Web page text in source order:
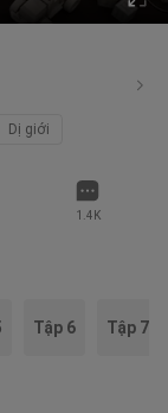
Dị giới
1.4K
Tập 6 Tập 7